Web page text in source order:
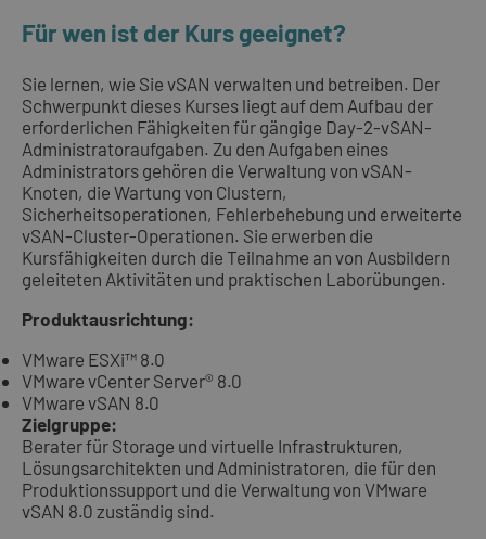
Für wen ist der Kurs geeignet?
Sie lernen, wie Sie vSAN verwalten und betreiben. Der
Schwerpunkt dieses Kurses liegt auf dem Aufbau der
erforderlichen Fähigkeiten für gängige Day-2-vSAN-
Administratoraufgaben. Zu den Aufgaben eines
Administrators gehören die Verwaltung von vSAN-
Knoten, die Wartung von Clustern,
Sicherheitsoperationen, Fehlerbehebung und erweiterte
vSAN-Cluster-Operationen. Sie erwerben die
Kursfähigkeiten durch die Teilnahme an von Ausbildern
geleiteten Aktivitäten und praktischen Laborübungen.
Produktausrichtung:
VMware ESXi™ 8.0
VMware vCenter Server® 8.0
VMware vSAN 8.0
Zielgruppe:
Berater für Storage und virtuelle Infrastrukturen,
Lösungsarchitekten und Administratoren, die für den
Produktionssupport und die Verwaltung von VMware
vSAN 8.0 zuständig sind.